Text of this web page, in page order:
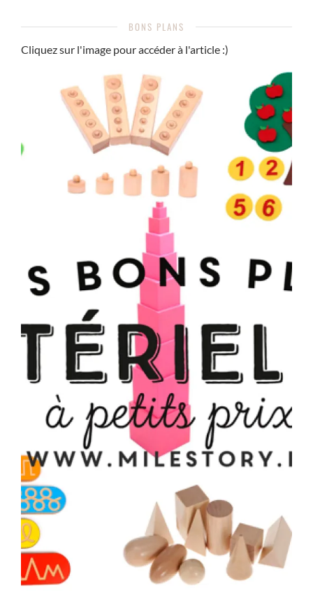
BONS PLANS
Cliquez sur l'image pour accéder à l'article :)